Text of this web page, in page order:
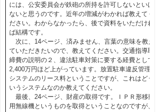
には、公安委員会が鉄砲の所持を許可しないといけ
ないと思うのです。近年の増減がわかれば教えてく
ださい。わからなかったら、後で資料をいただけれ
ば結構です。
次に、14ページ、済みません、言葉の意味を教え
ていただきたいので、教えてください。交通指導取
締費の説明の２、違法駐車対策に要する経費として
2,400万円ほど上がっています。放置駐車違反管理
システムのリース料ということですが、これはどう
いうシステムなのか教えてください。
最後、24ページ、財産の取得です。ＩＰＲ形移動
用無線機というものを取得ということなのですが、